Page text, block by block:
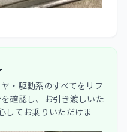
・駆動系のすべてをリフ
確認し、お引き渡しいた
してお乗りいただけま